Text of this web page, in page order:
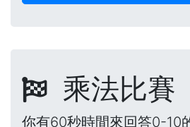
乘法比賽
你有60秒時間來回答0-10